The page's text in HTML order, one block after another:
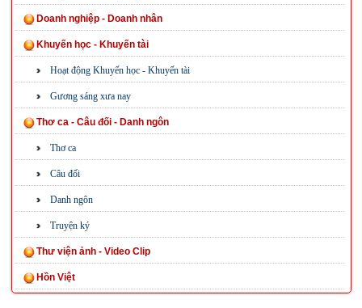
Doanh nghiệp - Doanh nhân
Khuyến học - Khuyến tài
Hoạt động Khuyến học - Khuyến tài
Gương sáng xưa nay
Thơ ca - Câu đối - Danh ngôn
Thơ ca
Câu đối
Danh ngôn
Truyện ký
Thư viện ảnh - Video Clip
Hồn Việt